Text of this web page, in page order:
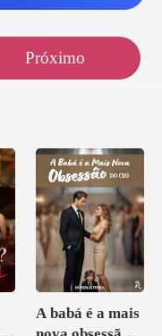
Próximo
A babá é a mais